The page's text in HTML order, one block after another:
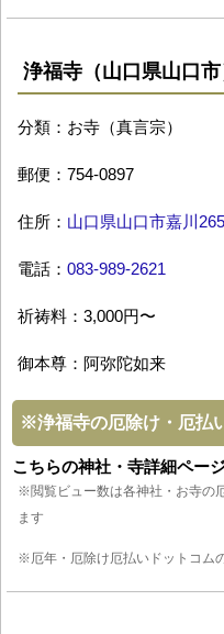
浄福寺（山口県山口市
分類：お寺（真言宗）
郵便：754-0897
住所： 山口県山口市嘉川265
電話： 083-989-2621
祈祷料：3,000円〜
御本尊：阿弥陀如来
※浄福寺の厄除け・厄払
こちらの神社・寺詳細ペー
※閲覧ビュー数は各神社・お寺の
ます
※厄年・厄除け厄払いドットコム